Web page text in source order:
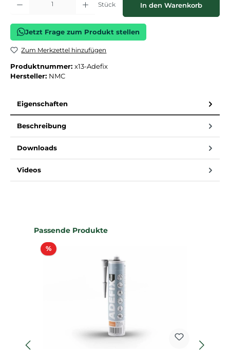
Stück In den Warenkorb
Jetzt Frage zum Produkt stellen
Zum Merkzettel hinzufügen
Produktnummer: x13-Adefix
Hersteller: NMC
Eigenschaften
Beschreibung
Downloads
Videos
Produktgalerie überspringen
Passende Produkte
%Rabatt